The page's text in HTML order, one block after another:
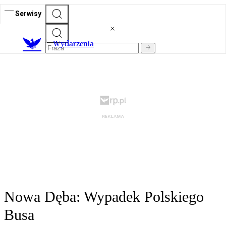
Serwisy
Wydarzenia
Nowa Dęba: Wypadek Polskiego
Busa